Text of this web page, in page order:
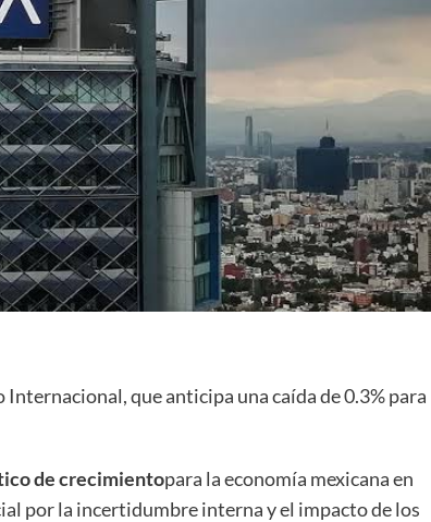
que anticipa una caída de 0.3% para
de crecimientopara la economía mexicana en
por la incertidumbre interna y el impacto de los